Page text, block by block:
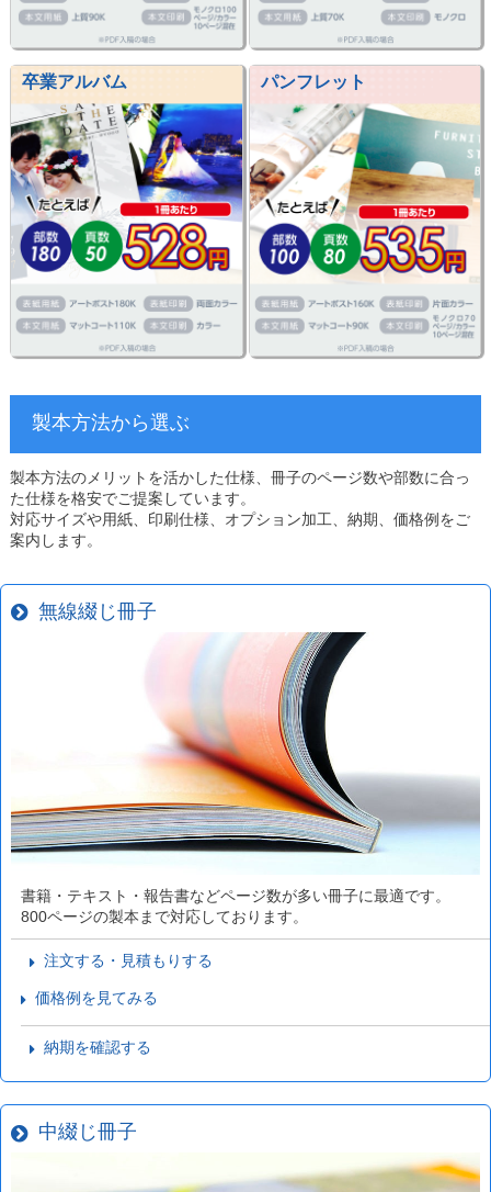
卒業アルバム パンフレット
製本方法から選ぶ
製本方法のメリットを活かした仕様、冊子のページ数や部数に合っ
た仕様を格安でご提案しています。
対応サイズや用紙、印刷仕様、オプション加工、納期、価格例をご
案内します。
無線綴じ冊子
書籍・テキスト・報告書などページ数が多い冊子に最適です。
800ページの製本まで対応しております。
注文する・見積もりする
価格例を見てみる
納期を確認する
中綴じ冊子